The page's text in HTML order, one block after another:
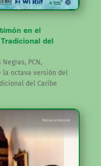
en el
del
PCN,
la octava versión del
del Caribe